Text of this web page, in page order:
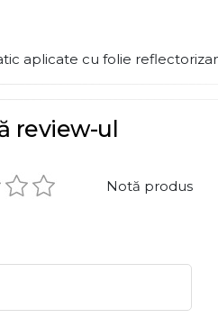
aplicate cu folie
review-ul
Notă produs